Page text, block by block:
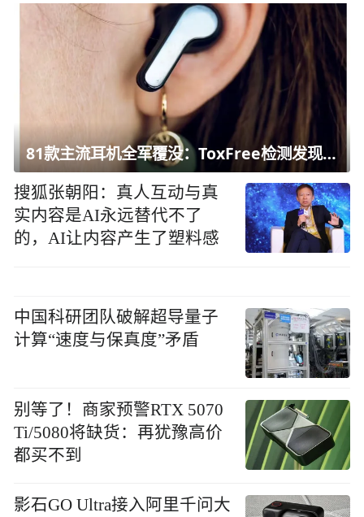
81款主流耳机全军覆没：ToxFree检测发现均含对人体有害化学物质
搜狐张朝阳：真人互动与真
实内容是AI永远替代不了
的，AI让内容产生了塑料感
中国科研团队破解超导量子
计算“速度与保真度”矛盾
别等了！商家预警RTX 5070
Ti/5080将缺货：再犹豫高价
都买不到
影石GO Ultra接入阿里千问大